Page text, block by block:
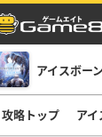
アイスボー
攻略トップ アイ